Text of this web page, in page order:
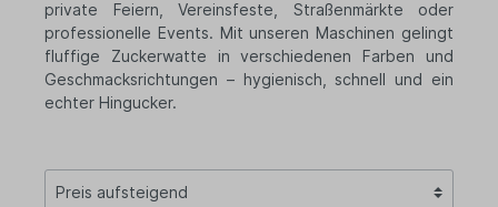
private Feiern, Vereinsfeste, Straßenmärkte oder
professionelle Events. Mit unseren Maschinen gelingt
fluffige Zuckerwatte in verschiedenen Farben und
Geschmacksrichtungen – hygienisch, schnell und ein
echter Hingucker.